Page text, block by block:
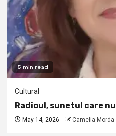
5 min read
Cultural
Radioul, sunetul care
May 14, 2026 Camelia Morda